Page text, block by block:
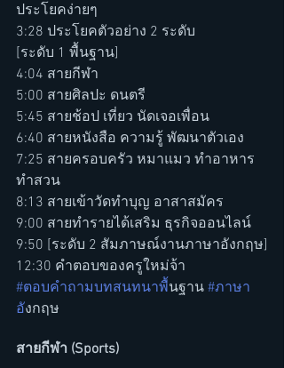
ประโยคง่ายๆ
3:28 ประโยคตัวอย่าง 2 ระดับ
[ระดับ 1 พื้นฐาน]
4:04 สายกีฬา
5:00 สายศิลปะ ดนตรี
5:45 สายช้อป เที่ยว นัดเจอเพื่อน
6:40 สายหนังสือ ความรู้ พัฒนาตัวเอง
7:25 สายครอบครัว หมาแมว ทำอาหาร
ทำสวน
8:13 สายเข้าวัดทำบุญ อาสาสมัคร
9:00 สายทำรายได้เสริม ธุรกิจออนไลน์
9:50 [ระดับ 2 สัมภาษณ์งานภาษาอังกฤษ]
12:30 คำตอบของครูใหม่จ้า
#ตอบคำถามบทสนทนาพื้นฐาน #ภาษา
อังกฤษ
สายกีฬา (Sports)